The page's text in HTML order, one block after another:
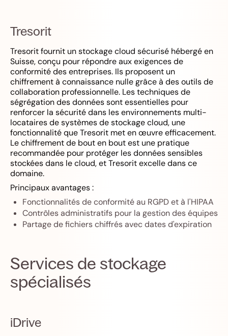
Tresorit
Tresorit fournit un stockage cloud sécurisé hébergé en
Suisse, conçu pour répondre aux exigences de
conformité des entreprises. Ils proposent un
chiffrement à connaissance nulle grâce à des outils de
collaboration professionnelle. Les techniques de
ségrégation des données sont essentielles pour
renforcer la sécurité dans les environnements multi-
locataires de systèmes de stockage cloud, une
fonctionnalité que Tresorit met en œuvre efficacement.
Le chiffrement de bout en bout est une pratique
recommandée pour protéger les données sensibles
stockées dans le cloud, et Tresorit excelle dans ce
domaine.
Principaux avantages :
Fonctionnalités de conformité au RGPD et à l'HIPAA
Contrôles administratifs pour la gestion des équipes
Partage de fichiers chiffrés avec dates d'expiration
Services de stockage
spécialisés
iDrive